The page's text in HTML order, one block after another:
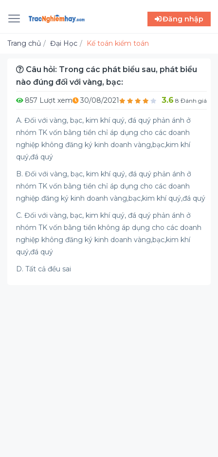
Đăng nhập
Trang chủ Đại Học Kế toán kiểm toán
Câu hỏi: Trong các phát biểu sau, phát biểu
nào đúng đối với vàng, bạc:
857 Lượt xem 30/08/2021 3.6 8 Đánh giá
A. Đối với vàng, bạc, kim khí quý, đá quý phản ánh ở
nhóm TK vốn bằng tiền chỉ áp dụng cho các doanh
nghiệp không đăng ký kinh doanh vàng,bạc,kim khí
quý,đá quý
B. Đối với vàng, bạc, kim khí quý, đá quý phản ánh ở
nhóm TK vốn bằng tiền chỉ áp dụng cho các doanh
nghiệp đăng ký kinh doanh vàng,bạc,kim khí quý,đá quý
C. Đối với vàng, bạc, kim khí quý, đá quý phản ánh ở
nhóm TK vốn bằng tiền không áp dụng cho các doanh
nghiệp không đăng ký kinh doanh vàng,bạc,kim khí
quý,đá quý
D. Tất cả đều sai